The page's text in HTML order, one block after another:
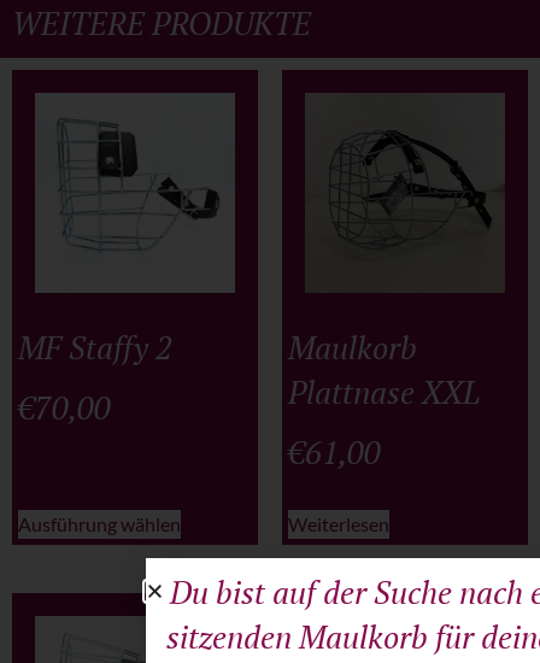
WEITERE PRODUKTE
MF Staffy 2
€70,00
Ausführung wählen
Maulkorb
Plattnase XXL
€61,00
Weiterlesen
Du bist auf der Suche nach
sitzenden Maulkorb für